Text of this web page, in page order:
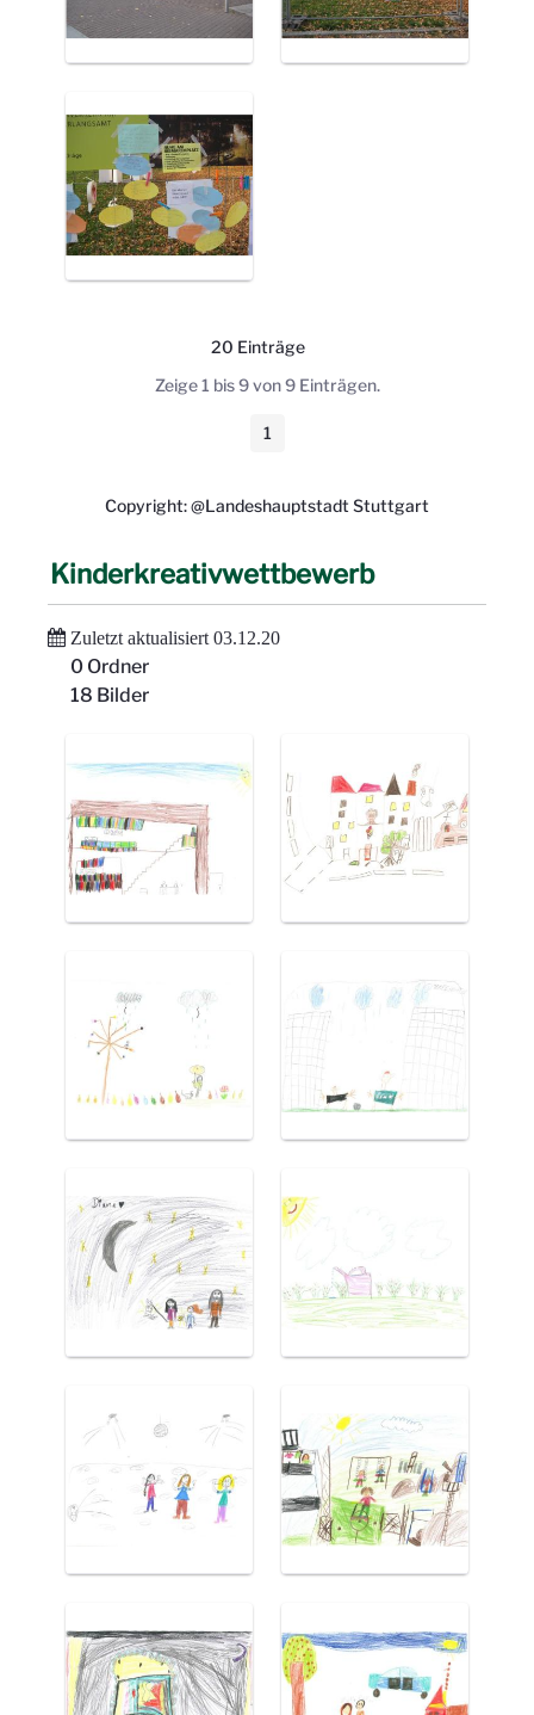
20 Einträge
Pro Seite
Zeige 1 bis 9 von 9 Einträgen.
Seite
1
Copyright: @Landeshauptstadt Stuttgart
Kinderkreativwettbewerb
Zuletzt aktualisiert 03.12.20
0 Ordner
18 Bilder